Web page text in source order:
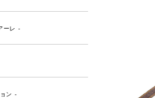
ーレ -
ン -